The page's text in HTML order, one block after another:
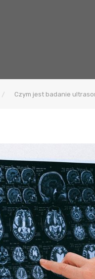
Czym jest badanie